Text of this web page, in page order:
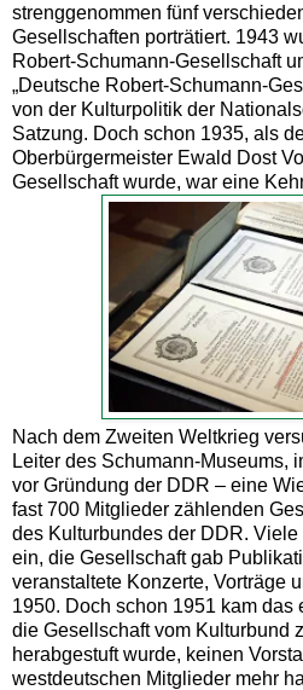
strenggenommen fünf
Gesellschaften porträtiert. 1943
Robert-Schumann-Gesellschaft
„Deutsche Robert-Schumann-
von der Kulturpolitik der
Satzung. Doch schon 1935, als
Oberbürgermeister Ewald Dost
Gesellschaft wurde, war eine
Nach dem Zweiten Weltkrieg
Leiter des Schumann-Museums,
vor Gründung der DDR – eine
fast 700 Mitglieder zählenden
des Kulturbundes der DDR.
ein, die Gesellschaft gab
veranstaltete Konzerte, Vorträge
1950. Doch schon 1951 kam das
die Gesellschaft vom Kulturbund
herabgestuft wurde, keinen
westdeutschen Mitglieder mehr